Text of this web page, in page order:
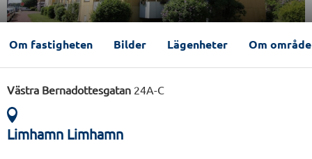
Om fastigheten Bilder Lägenheter Om
Västra Bernadottesgatan 24A-C
Limhamn Limhamn